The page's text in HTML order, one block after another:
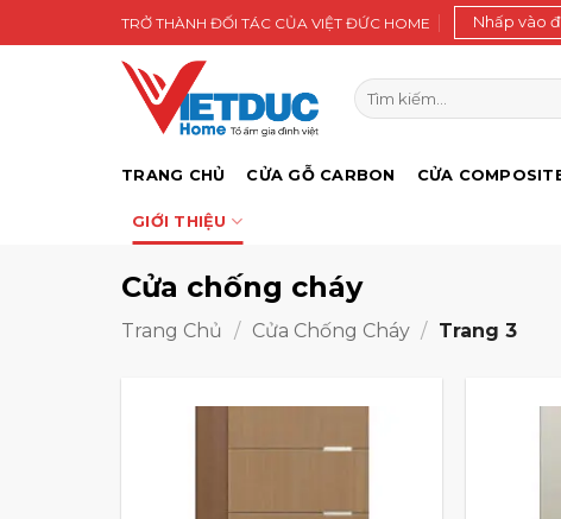
qua
TRỞ THÀNH ĐỐI TÁC CỦA VIỆT ĐỨC HOME Nhấp vào
Tìm
kiếm:
TRANG CHỦ CỬA GỖ CARBON CỬA
GIỚI THIỆU
Cửa chống cháy
Trang Chủ / Cửa Chống Cháy / Trang 3